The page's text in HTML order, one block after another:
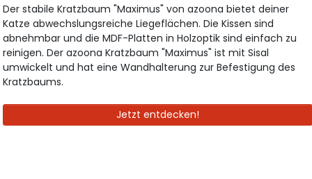
Der stabile Kratzbaum "Maximus" von azoona bietet deiner
Katze abwechslungsreiche Liegeflächen. Die Kissen sind
abnehmbar und die MDF-Platten in Holzoptik sind einfach zu
reinigen. Der azoona Kratzbaum "Maximus" ist mit Sisal
umwickelt und hat eine Wandhalterung zur Befestigung des
Kratzbaums.
Jetzt entdecken!